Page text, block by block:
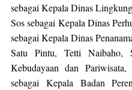
sebagai Kepala Dinas
Sos sebagai Kepala Dinas
sebagai Kepala Dinas
Satu Pintu, Tetti Naibaho,
Kebudayaan dan
sebagai Kepala Badan